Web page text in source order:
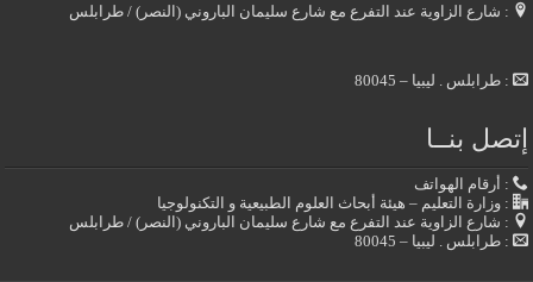
: شارع الزاوية عند التفرع مع شارع سليمان الباروني (النصر) / طرابلس
: طرابلس . ليبيا – 80045
إتصل بنــا
: أرقام الهواتف
: وزارة التعليم – هيئة أبحاث العلوم الطبيعية و التكنولوجيا
: شارع الزاوية عند التفرع مع شارع سليمان الباروني (النصر) / طرابلس
: طرابلس . ليبيا – 80045